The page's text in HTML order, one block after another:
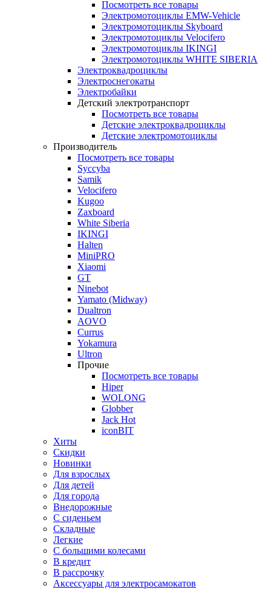
Посмотреть все товары
Электромотоциклы EMW-Vehicle
Электромотоциклы Skyboard
Электромотоциклы Velocifero
Электромотоциклы IKINGI
Электромотоциклы WHITE SIBERIA
Электроквадроциклы
Электроснегокаты
Электробайки
Детский электротранспорт
Посмотреть все товары
Детские электроквадроциклы
Детские электромотоциклы
Производитель
Посмотреть все товары
Syccyba
Samik
Velocifero
Kugoo
Zaxboard
White Siberia
IKINGI
Halten
MiniPRO
Xiaomi
GT
Ninebot
Yamato (Midway)
Dualtron
AOVO
Currus
Yokamura
Ultron
Прочие
Посмотреть все товары
Hiper
WOLONG
Globber
Jack Hot
iconBIT
Хиты
Скидки
Новинки
Для взрослых
Для детей
Для города
Внедорожные
С сиденьем
Складные
Легкие
С большими колесами
В кредит
В рассрочку
Аксессуары для электросамокатов